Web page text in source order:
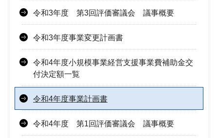
令和3年度 第3回評価審議会 議事概要
令和3年度事業変更計画書
令和4年度小規模事業経営支援事業費補助金交
付決定額一覧
令和4年度事業計画書
令和4年度 第1回評価審議会 議事概要